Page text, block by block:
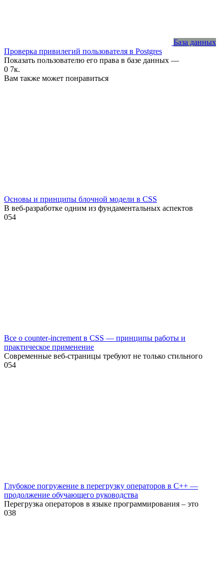
База данных
Проверка привилегий пользователя в Postgres
Показать пользователю его права в базе данных —
0 7к.
Вам также может понравиться
Основы и принципы блочной модели в CSS
В веб-разработке одним из фундаментальных аспектов
054
Все о counter-increment в CSS — принципы работы и
практическое применение
Современные веб-страницы требуют не только стильного
054
Глубокое погружение в перегрузку операторов в C++ —
продолжение обучающего руководства
Перегрузка операторов в языке программирования – это
038